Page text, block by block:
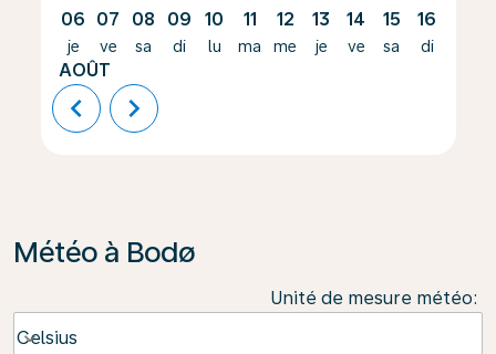
06
je
AOÛT
07
ve
08
sa
09
di
10
lu
11
ma
12
me
13
je
14
ve
15
sa
16
di
chevron_left chevron_right
Météo à Bodø
Unité de mesure météo:
Celsius
keyboard_arrow_down